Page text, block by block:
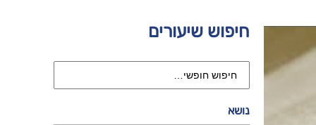
חיפוש שיעורים
נושא